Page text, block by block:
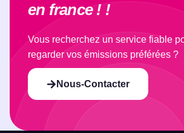
en france ! !
Vous recherchez un service fiable
regarder vos émissions préférées ?
Nous-Contacter